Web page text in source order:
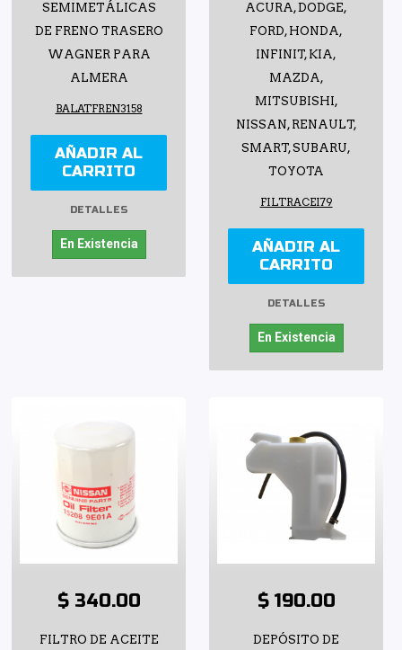
SEMIMETÁLICAS
DE FRENO TRASERO
WAGNER PARA
ALMERA
BALATFREN3158
AÑADIR AL
CARRITO
DETALLES
En Existencia
ACURA, DODGE,
FORD, HONDA,
INFINIT, KIA,
MAZDA,
MITSUBISHI,
NISSAN, RENAULT,
SMART, SUBARU,
TOYOTA
FILTRACEI79
AÑADIR AL
CARRITO
DETALLES
En Existencia
$ 340.00
FILTRO DE ACEITE
$ 190.00
DEPÓSITO DE